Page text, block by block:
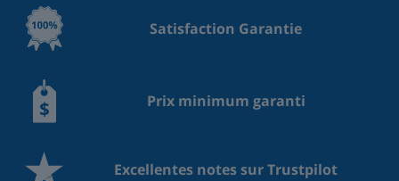
Satisfaction Garantie
Prix minimum garanti
Excellentes notes sur Trustpilot